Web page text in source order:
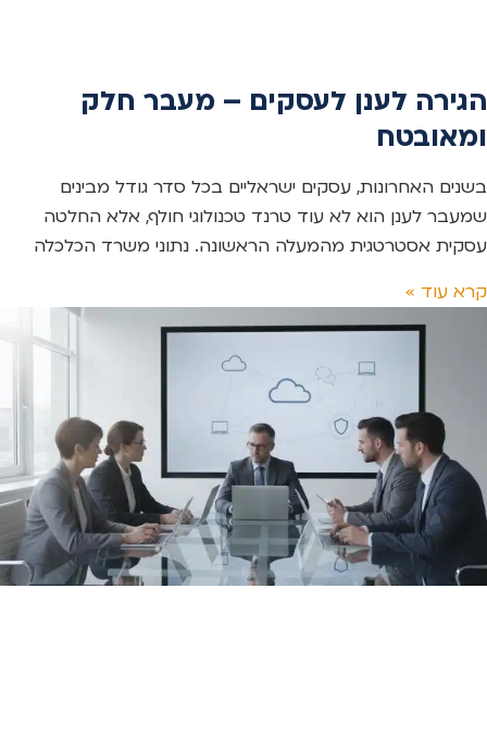
הגירה לענן לעסקים – מעבר חלק
ומאובטח
בשנים האחרונות, עסקים ישראליים בכל סדר גודל מבינים
שמעבר לענן הוא לא עוד טרנד טכנולוגי חולף, אלא החלטה
עסקית אסטרטגית מהמעלה הראשונה. נתוני משרד הכלכלה
קרא עוד »